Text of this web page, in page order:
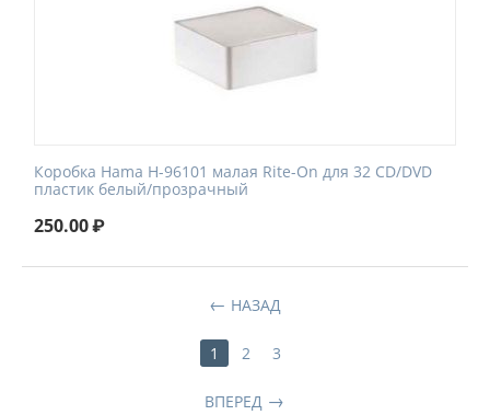
Коробка Hama H-96101 малая Rite-On для 32 CD/DVD
пластик белый/прозрачный
250.00₽
НАЗАД
1 2 3
ВПЕРЕД